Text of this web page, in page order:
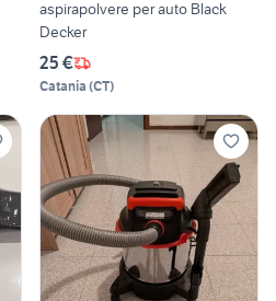
aspirapolvere per auto Black
Decker
25 €
Catania (CT)